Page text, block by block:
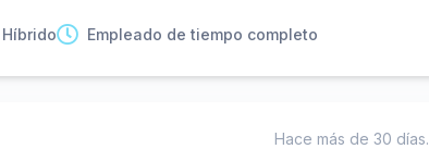
Empleado de tiempo completo
Hace más de 30 días.